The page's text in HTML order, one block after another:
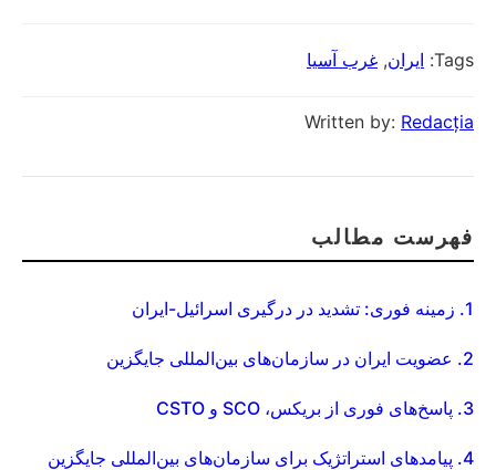
Tags: ایران, غرب آسیا
Written by: Redacția
فهرست مطالب
1. زمینه فوری: تشدید در درگیری اسرائیل-ایران
2. عضویت ایران در سازمان‌های بین‌المللی جایگزین
3. پاسخ‌های فوری از بریکس، SCO و CSTO
4. پیامدهای استراتژیک برای سازمان‌های بین‌المللی جایگزین